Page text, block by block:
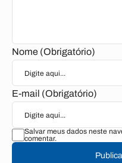
Nome (Obrigatório)
E-mail (Obrigatório)
Salvar meus dados neste
comentar.